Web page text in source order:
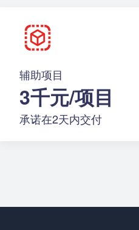
辅助项目
3千元/项目
承诺在2天内交付